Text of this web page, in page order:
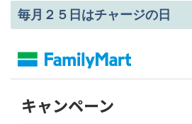
毎月２５日はチャージの日